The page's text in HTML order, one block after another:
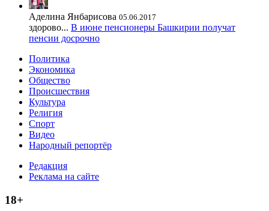
Аделина Янбарисова 05.06.2017
здорово... В июне пенсионеры Башкирии получат
пенсии досрочно
Политика
Экономика
Общество
Происшествия
Культура
Религия
Спорт
Видео
Народный репортёр
Редакция
Реклама на сайте
18+